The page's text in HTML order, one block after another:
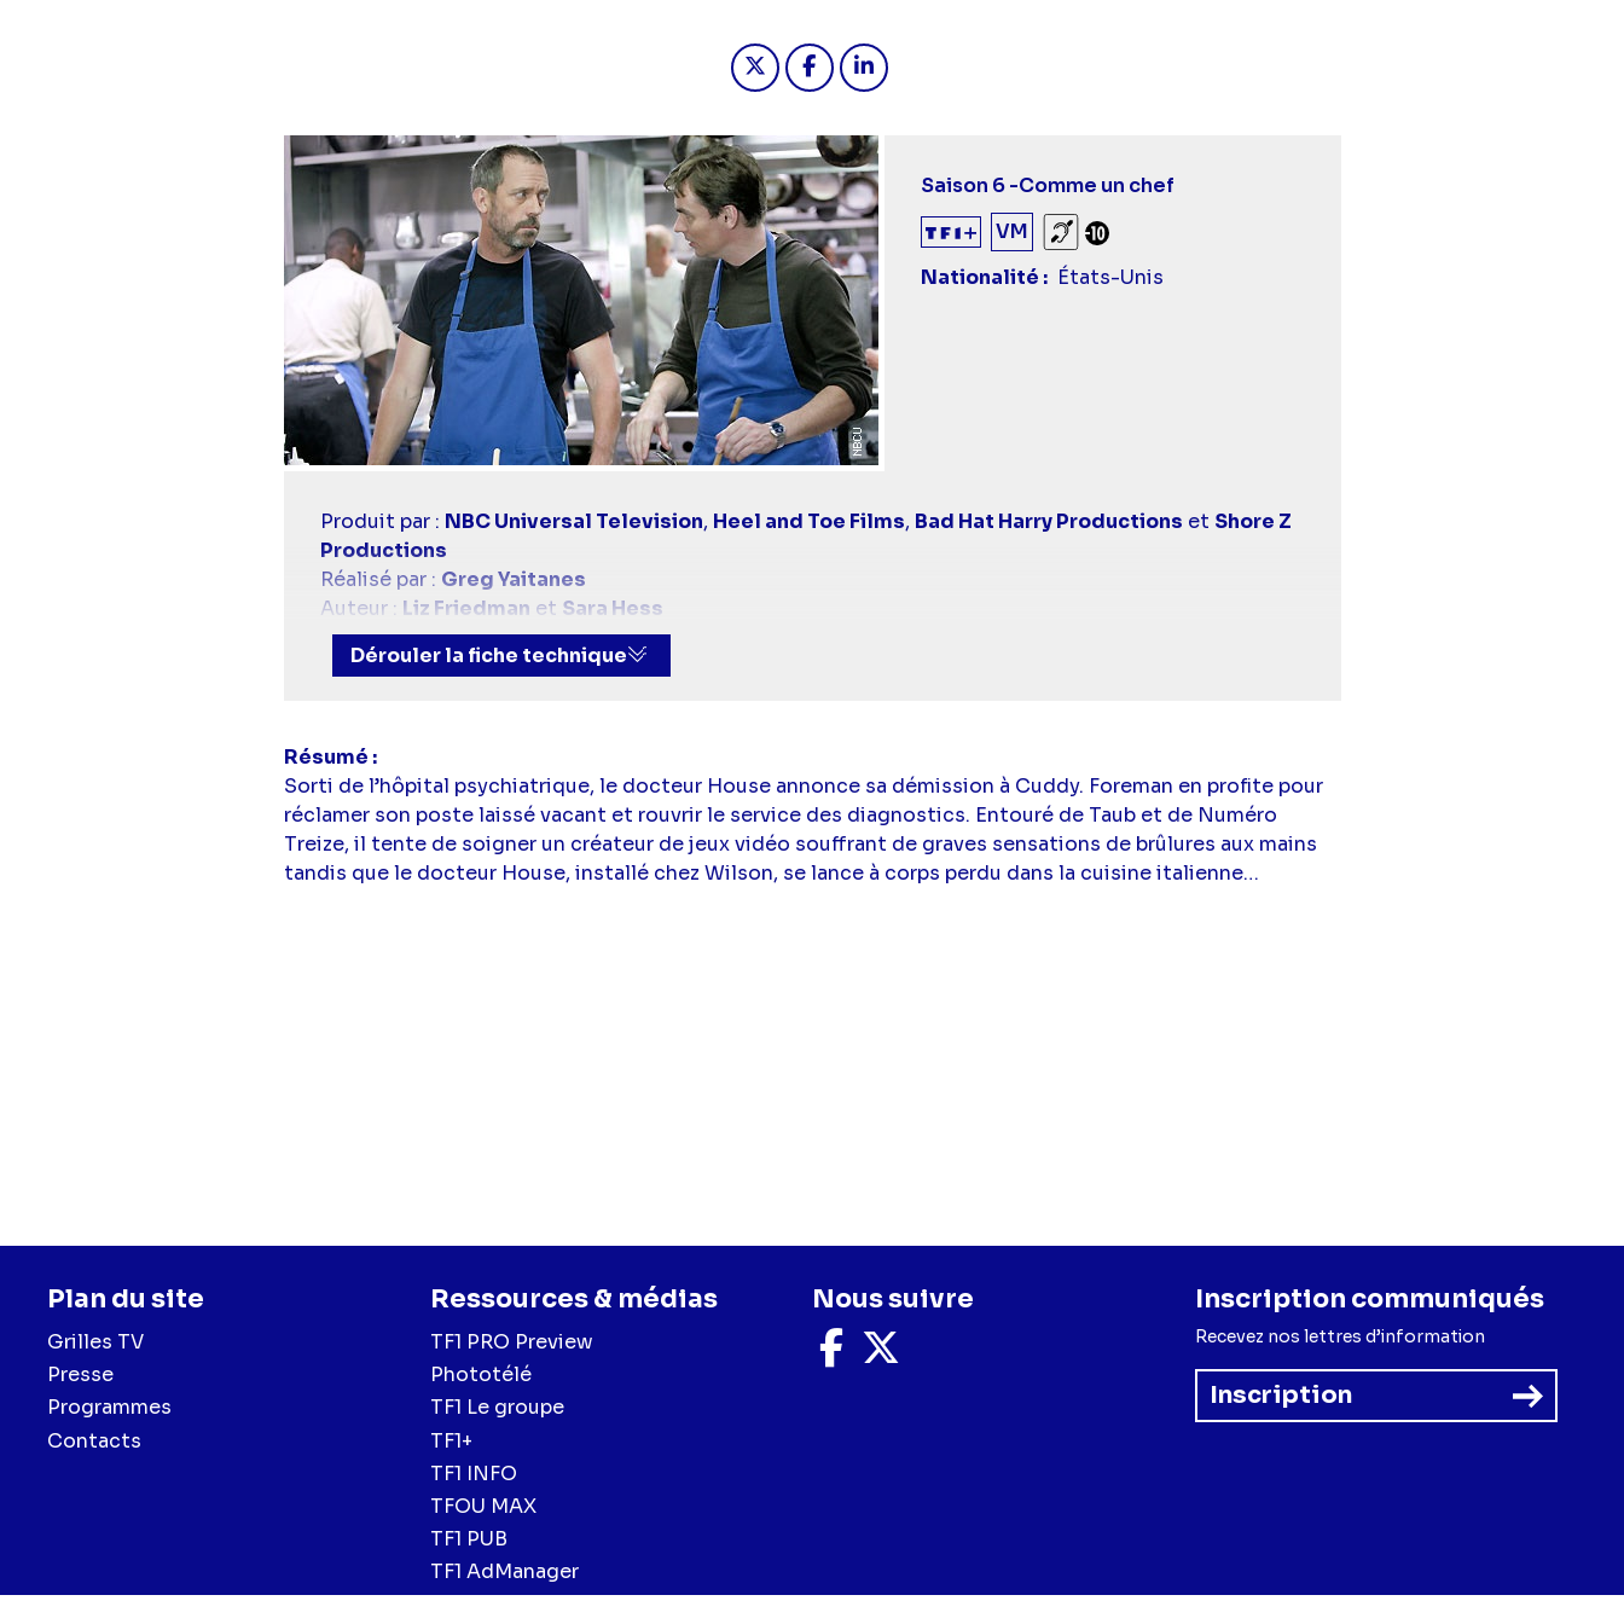
Partager "Dr House - Comme un chef" sur twitter
Partager "Dr House - Comme un chef" sur facebook
Diaporama
Saison 6 -Titre
épisode
Comme un chef
VM
Sourds et malentendants
Déconseillé aux -10 ans
Nationalité
États-Unis
Casting
simba
Produit par : NBC Universal Television, Heel and Toe Films, Bad Hat Harry Productions et Shore Z
Productions
Réalisé par : Greg Yaitanes
Auteur : Liz Friedman et Sara Hess
Adaptation :Sophie Desir
Avec :Hugh Laurie(Docteur House),
Dérouler la fiche technique
Résumé
Sorti de l’hôpital psychiatrique, le docteur House annonce sa démission à Cuddy. Foreman en profite pour
réclamer son poste laissé vacant et rouvrir le service des diagnostics. Entouré de Taub et de Numéro
Treize, il tente de soigner un créateur de jeux vidéo souffrant de graves sensations de brûlures aux mains
tandis que le docteur House, installé chez Wilson, se lance à corps perdu dans la cuisine italienne…
Plan du site
Grilles TV
Presse
Programmes
Contacts
Ressources & médias
TF1 PRO Preview
Phototélé
TF1 Le groupe
TF1+
TF1 INFO
TFOU MAX
TF1 PUB
TF1 AdManager
Nous suivre
Nous
suivre
Inscription communiqués
Recevez nos lettres d’information
Inscription